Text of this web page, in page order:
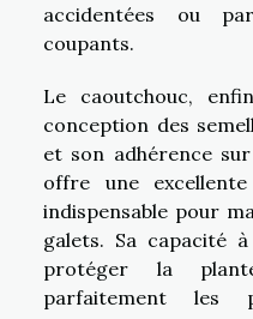
accidentées ou
coupants.
Le caoutchouc,
conception des
et son adhérence
offre une excellente
indispensable pour
galets. Sa capacité
protéger la
parfaitement les